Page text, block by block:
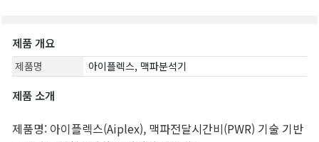
제품 개요
제품명 아이플렉스, 맥파분석기
제품 소개